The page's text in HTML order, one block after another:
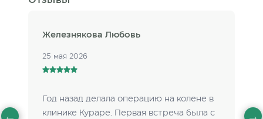
Железнякова Любовь
25 мая 2026
Год назад делала операцию на колене в
клинике Кураре. Первая встреча была с